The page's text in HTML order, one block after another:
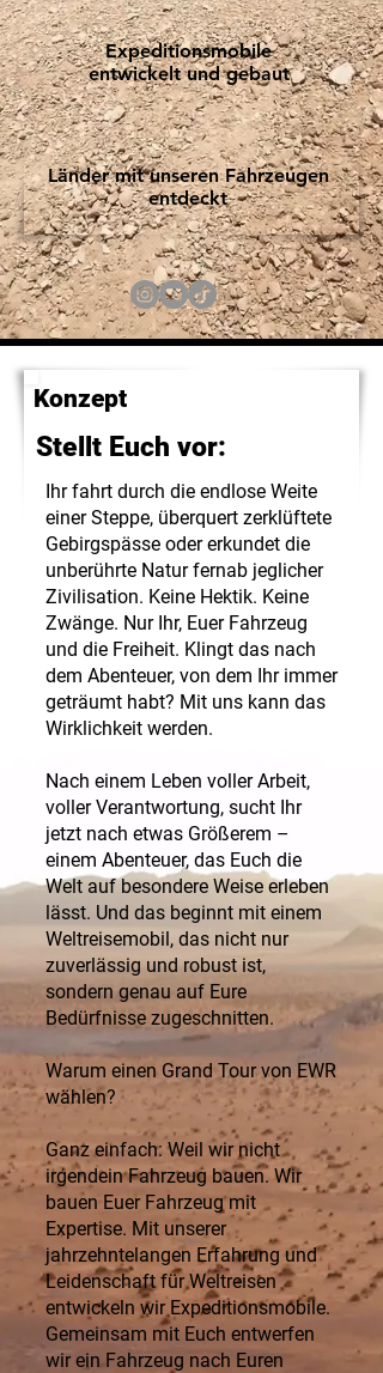
Expeditionsmobile
entwickelt und gebaut
Länder mit unseren Fahrzeugen
entdeckt
Konzept
Stellt Euch vor:
Ihr fahrt durch die endlose Weite
einer Steppe, überquert zerklüftete
Gebirgspässe oder erkundet die
unberührte Natur fernab jeglicher
Zivilisation. Keine Hektik. Keine
Zwänge. Nur Ihr, Euer Fahrzeug
und die Freiheit. Klingt das nach
dem Abenteuer, von dem Ihr immer
geträumt habt? Mit uns kann das
Wirklichkeit werden.
Nach einem Leben voller Arbeit,
voller Verantwortung, sucht Ihr
jetzt nach etwas Größerem –
einem Abenteuer, das Euch die
Welt auf besondere Weise erleben
lässt. Und das beginnt mit einem
Weltreisemobil, das nicht nur
zuverlässig und robust ist,
sondern genau auf Eure
Bedürfnisse zugeschnitten.
Warum einen Grand Tour von EWR
wählen?
Ganz einfach: Weil wir nicht
irgendein Fahrzeug bauen. Wir
bauen Euer Fahrzeug mit
Expertise. Mit unserer
jahrzehntelangen Erfahrung und
Leidenschaft für Weltreisen
entwickeln wir Expeditionsmobile.
Gemeinsam mit Euch entwerfen
wir ein Fahrzeug nach Euren